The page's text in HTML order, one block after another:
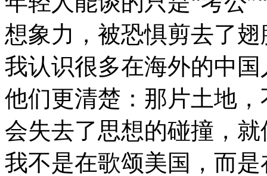
想象力，被恐惧剪去了翅
我认识很多在海外的中
他们更清楚：那片土地
会失去了思想的碰撞，
我不是在歌颂美国，而